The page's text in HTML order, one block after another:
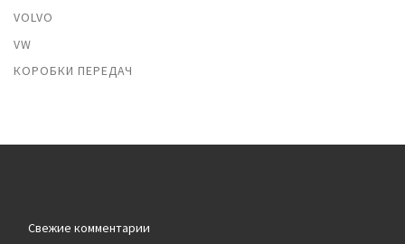
VOLVO
VW
КОРОБКИ ПЕРЕДАЧ
Свежие комментарии